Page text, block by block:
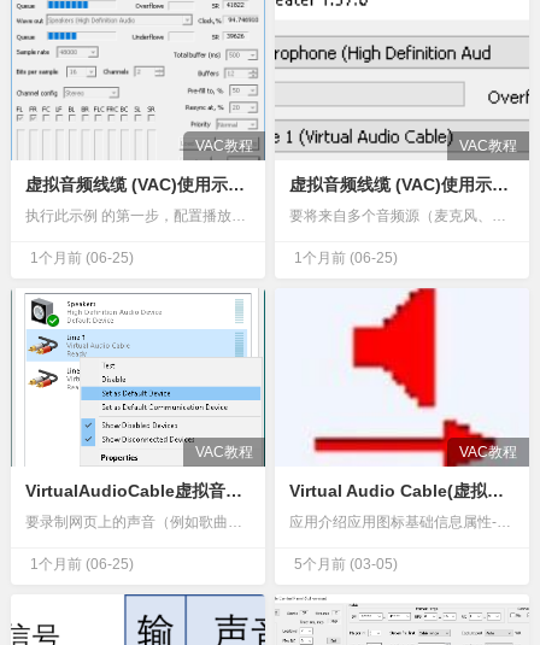
VAC教程
虚拟音频线缆 (VAC)使用示例：在多个设备之间共享声音
1个月前 (06-25)
VAC教程
虚拟音频线缆 (VAC)使用示例：混合来自多个设备的声音
1个月前 (06-25)
VAC教程
VirtualAudioCable虚拟音频线缆 (VAC)使用方法示例：录制浏览器声音
1个月前 (06-25)
VAC教程
Virtual Audio Cable(虚拟声卡驱动)官方版
5个月前 (03-05)